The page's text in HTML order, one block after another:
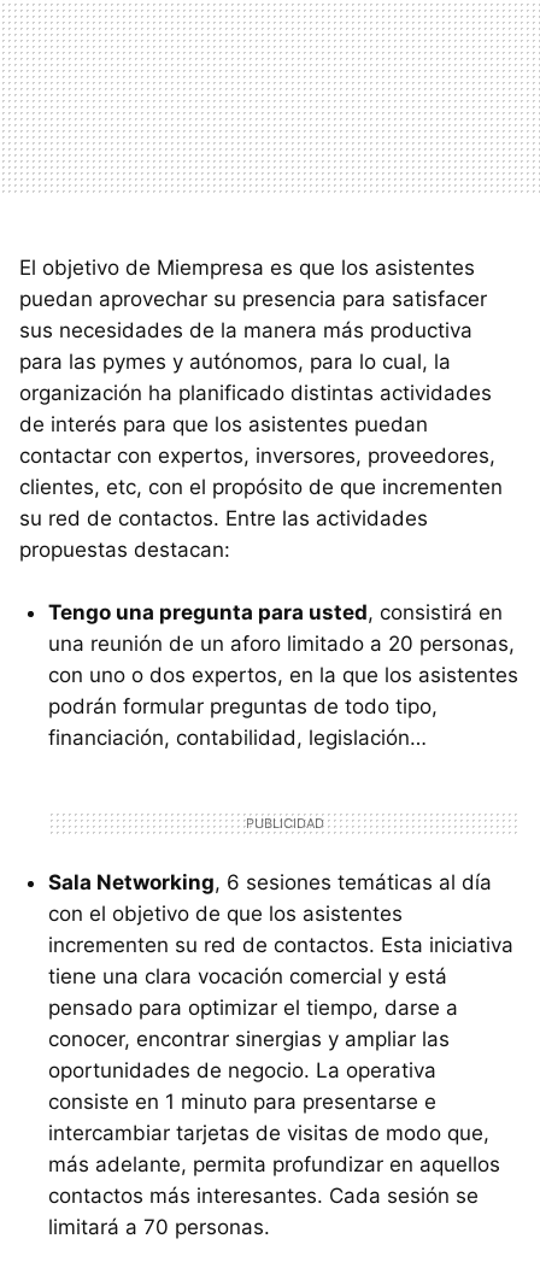
El objetivo de Miempresa es que los asistentes
puedan aprovechar su presencia para satisfacer
sus necesidades de la manera más productiva
para las pymes y autónomos, para lo cual, la
organización ha planificado distintas actividades
de interés para que los asistentes puedan
contactar con expertos, inversores, proveedores,
clientes, etc, con el propósito de que incrementen
su red de contactos. Entre las actividades
propuestas destacan:
Tengo una pregunta para usted, consistirá en
una reunión de un aforo limitado a 20 personas,
con uno o dos expertos, en la que los asistentes
podrán formular preguntas de todo tipo,
financiación, contabilidad, legislación…
Sala Networking, 6 sesiones temáticas al día
con el objetivo de que los asistentes
incrementen su red de contactos. Esta iniciativa
tiene una clara vocación comercial y está
pensado para optimizar el tiempo, darse a
conocer, encontrar sinergias y ampliar las
oportunidades de negocio. La operativa
consiste en 1 minuto para presentarse e
intercambiar tarjetas de visitas de modo que,
más adelante, permita profundizar en aquellos
contactos más interesantes. Cada sesión se
limitará a 70 personas.